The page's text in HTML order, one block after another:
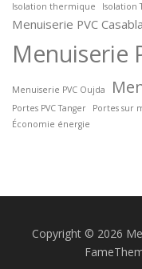
Isolation thermique
Isolation
Menuiserie PVC
Menuiserie
Menuiserie PVC Oujda
Portes PVC Tanger Portes sur
Économie énergie
Copyright © 2026